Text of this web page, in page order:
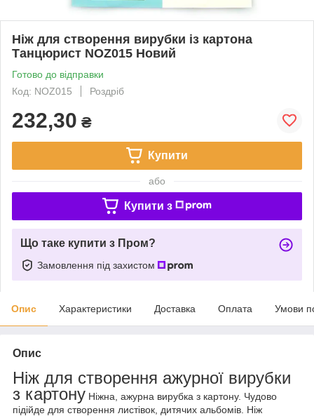
Ніж для створення вирубки із картона
Танцюрист NOZ015 Новий
Готово до відправки
Код: NOZ015
Роздріб
232,30 ₴
Купити
або
Купити з
Що таке купити з Пром?
Замовлення під захистом
Опис Характеристики Доставка Оплата Умови
Опис
Ніж для створення ажурної вирубки
з картону Ніжна, ажурна вирубка з картону. Чудово
підійде для створення листівок, дитячих альбомів. Ніж